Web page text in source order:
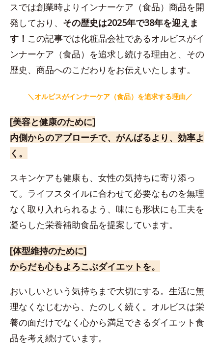
スでは創業時よりインナーケア（食品）商品を開
発しており、 その歴史は2025年で38年を迎えま
す！ この記事では化粧品会社であるオルビスがイ
ンナーケア（食品）を追求し続ける理由と、その
歴史、商品へのこだわりをお伝えいたします。
＼オルビスがインナーケア（食品）を追求する理由／
[美容と健康のために]
内側からのアプローチで、がんばるより、効率よ
く。
スキンケアも健康も、女性の気持ちに寄り添っ
て。ライフスタイルに合わせて必要なものを無理
なく取り入れられるよう、味にも形状にも工夫を
凝らした栄養補助食品を提案しています。
[体型維持のために]
からだも心もよろこぶダイエットを。
おいしいという気持ちまで大切にする。生活に無
理なくなじむから、たのしく続く。オルビスは栄
養の面だけでなく心から満足できるダイエット食
品を考え続けています。